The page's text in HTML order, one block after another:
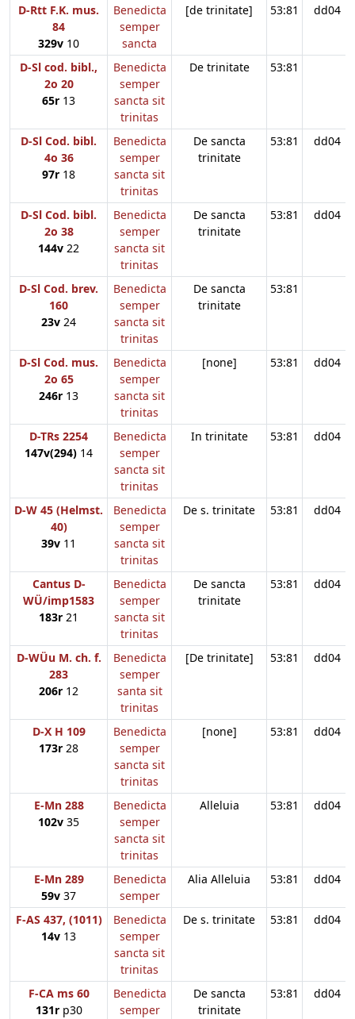
D-Rtt F.K. mus.
84
329v 10
Benedicta
semper
sancta
[de trinitate] 53:81 dd04
D-Sl cod. bibl.,
2o 20
65r 13
Benedicta
semper
sancta sit
trinitas
De trinitate 53:81
D-Sl Cod. bibl.
4o 36
97r 18
Benedicta
semper
sancta sit
trinitas
De sancta
trinitate
53:81 dd04
D-Sl Cod. bibl.
2o 38
144v 22
Benedicta
semper
sancta sit
trinitas
De sancta
trinitate
53:81 dd04
D-Sl Cod. brev.
160
23v 24
Benedicta
semper
sancta sit
trinitas
De sancta
trinitate
53:81
D-Sl Cod. mus.
2o 65
246r 13
Benedicta
semper
sancta sit
trinitas
[none] 53:81 dd04
D-TRs 2254
147v(294) 14
Benedicta
semper
sancta sit
trinitas
In trinitate 53:81 dd04
D-W 45 (Helmst.
40)
39v 11
Benedicta
semper
sancta sit
trinitas
De s. trinitate 53:81 dd04
Cantus D-
WÜ/imp1583
183r 21
Benedicta
semper
sancta sit
trinitas
De sancta
trinitate
53:81 dd04
D-WÜu M. ch. f.
283
206r 12
Benedicta
semper
santa sit
trinitas
[De trinitate] 53:81 dd04
D-X H 109
173r 28
Benedicta
semper
sancta sit
trinitas
[none] 53:81 dd04
E-Mn 288
102v 35
Benedicta
semper
sancta sit
trinitas
Alleluia 53:81 dd04
E-Mn 289
59v 37
Benedicta
semper
Alia Alleluia 53:81 dd04
F-AS 437, (1011)
14v 13
Benedicta
semper
sancta sit
trinitas
De s. trinitate 53:81 dd04
F-CA ms 60
131rp30
Benedicta
semper
De sancta
trinitate
53:81 dd04